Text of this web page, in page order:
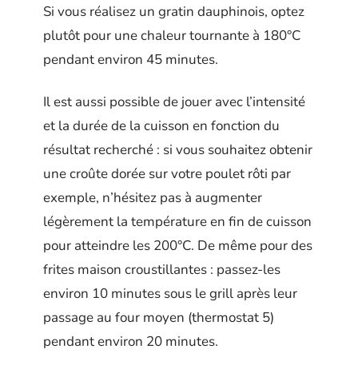
Si vous réalisez un gratin dauphinois, optez
plutôt pour une chaleur tournante à 180°C
pendant environ 45 minutes.
Il est aussi possible de jouer avec l’intensité
et la durée de la cuisson en fonction du
résultat recherché : si vous souhaitez obtenir
une croûte dorée sur votre poulet rôti par
exemple, n’hésitez pas à augmenter
légèrement la température en fin de cuisson
pour atteindre les 200°C. De même pour des
frites maison croustillantes : passez-les
environ 10 minutes sous le grill après leur
passage au four moyen (thermostat 5)
pendant environ 20 minutes.